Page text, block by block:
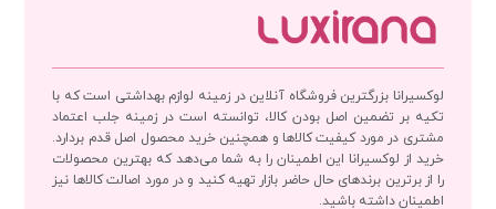
لوکسیرانا بزرگترین فروشگاه آنلاین در زمینه لوازم بهداشتی است که با
تکیه بر تضمین اصل بودن کالا، توانسته است در زمینه جلب اعتماد
مشتری در مورد کیفیت کالاها و همچنین خرید محصول اصل قدم بردارد.
خرید از لوکسیرانا این اطمینان را به شما می‌دهد که بهترین محصولات
را از برترین برندهای حال حاضر بازار تهیه کنید و در مورد اصالت کالاها نیز
اطمینان داشته باشید.